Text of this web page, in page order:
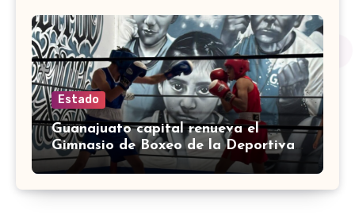
Estado
Guanajuato capital renueva el
Gimnasio de Boxeo de la Deportiva
Torres Landa